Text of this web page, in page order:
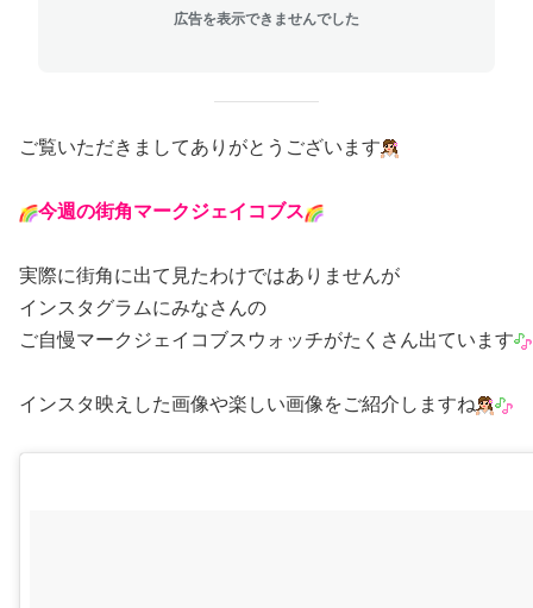
広告を表示できませんでした
ご覧いただきましてありがとうございます
今週の街角マークジェイコブス
実際に街角に出て見たわけではありませんが
インスタグラムにみなさんの
ご自慢マークジェイコブスウォッチがたくさん出ています
インスタ映えした画像や楽しい画像をご紹介しますね